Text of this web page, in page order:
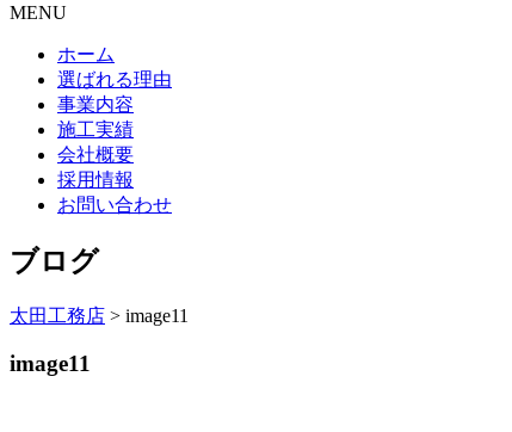
MENU
ホーム
選ばれる理由
事業内容
施工実績
会社概要
採用情報
お問い合わせ
ブログ
太田工務店 > image11
image11